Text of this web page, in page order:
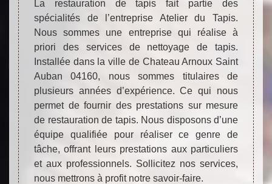
La restauration de tapis fait partie des
spécialités de l’entreprise Atelier du Tapis.
Nous sommes une entreprise qui réalise à
priori des services de nettoyage de tapis.
Installée dans la ville de Chateau Arnoux Saint
Auban 04160, nous sommes titulaires de
plusieurs années d’expérience. Ce qui nous
permet de fournir des prestations sur mesure
de restauration de tapis. Nous disposons d’une
équipe qualifiée pour réaliser ce genre de
tâche, offrant leurs prestations aux particuliers
et aux professionnels. Sollicitez nos services,
nous mettrons à profit notre savoir-faire.